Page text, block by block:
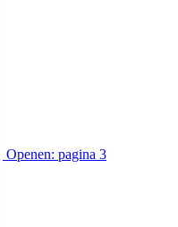
Openen: pagina 3